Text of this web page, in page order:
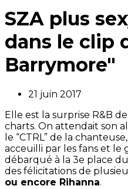
SZA plus
dans le clip
Barrymore"
21 juin 2017
Elle est la surprise R&B
charts. On attendait son
le “CTRL” de la chanteuse,
acceuilli par les fans et le
débarqué à la 3e place
des félicitations de
ou encore Rihanna.